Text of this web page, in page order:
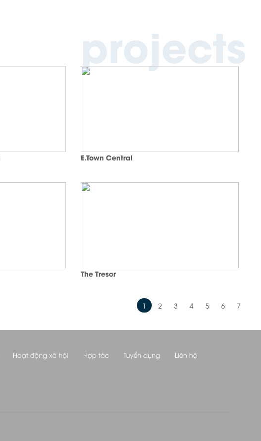
projects
E.Town Central
The Tresor
1 2 3 4 5 6 7
Hoạt động xã hội Hợp tác Tuyển dụng Liên hệ